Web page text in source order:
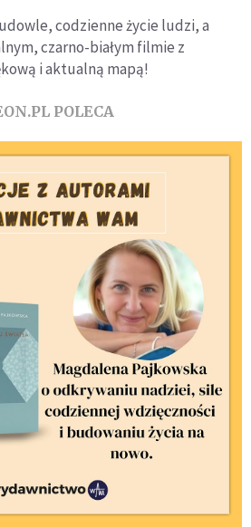
codzienne życie ludzi, a
czarno-białym filmie z
i aktualną mapą!
POLECA